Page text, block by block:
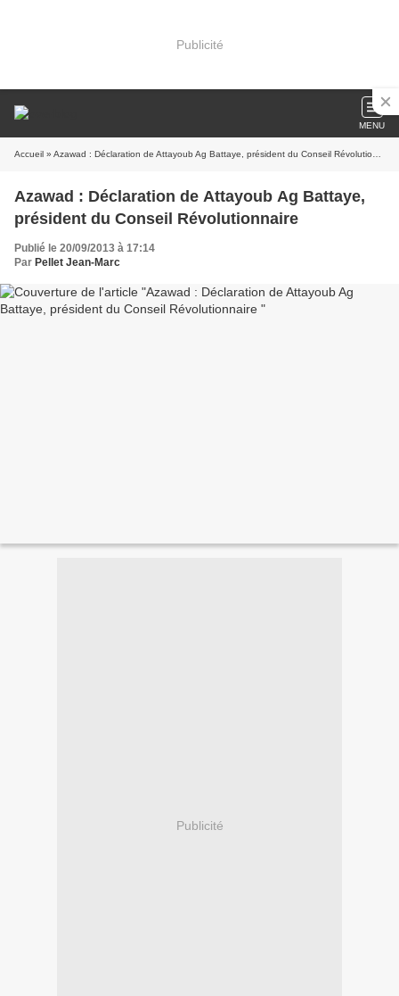
Publicité
MENU
Accueil » Azawad : Déclaration de Attayoub Ag Battaye, président du Conseil Révolutionnaire
Azawad : Déclaration de Attayoub Ag Battaye,
président du Conseil Révolutionnaire
Publié le 20/09/2013 à 17:14
Par Pellet Jean-Marc
Publicité